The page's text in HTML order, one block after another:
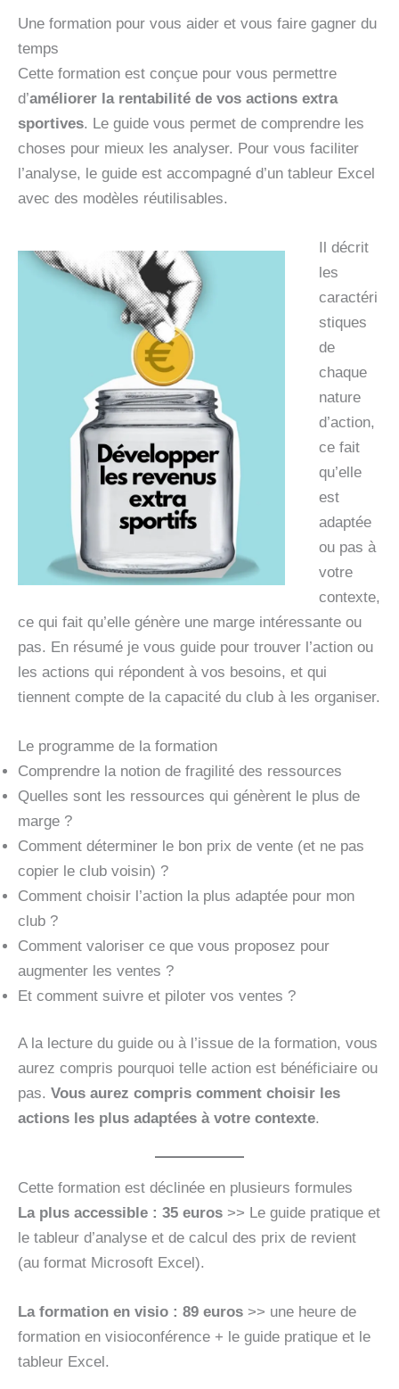
Une formation pour vous aider et vous faire gagner du
temps
Cette formation est conçue pour vous permettre
d’améliorer la rentabilité de vos actions extra
sportives. Le guide vous permet de comprendre les
choses pour mieux les analyser. Pour vous faciliter
l’analyse, le guide est accompagné d’un tableur Excel
avec des modèles réutilisables.
Il décrit
les
caractéri
stiques
de
chaque
nature
d’action,
ce fait
qu’elle
est
adaptée
ou pas à
votre
contexte,
ce qui fait qu’elle génère une marge intéressante ou
pas. En résumé je vous guide pour trouver l’action ou
les actions qui répondent à vos besoins, et qui
tiennent compte de la capacité du club à les organiser.
Le programme de la formation
Comprendre la notion de fragilité des ressources
Quelles sont les ressources qui génèrent le plus de
marge ?
Comment déterminer le bon prix de vente (et ne pas
copier le club voisin) ?
Comment choisir l’action la plus adaptée pour mon
club ?
Comment valoriser ce que vous proposez pour
augmenter les ventes ?
Et comment suivre et piloter vos ventes ?
A la lecture du guide ou à l’issue de la formation, vous
aurez compris pourquoi telle action est bénéficiaire ou
pas. Vous aurez compris comment choisir les
actions les plus adaptées à votre contexte.
Cette formation est déclinée en plusieurs formules
La plus accessible : 35 euros >> Le guide pratique et
le tableur d’analyse et de calcul des prix de revient
(au format Microsoft Excel).
La formation en visio : 89 euros >> une heure de
formation en visioconférence + le guide pratique et le
tableur Excel.